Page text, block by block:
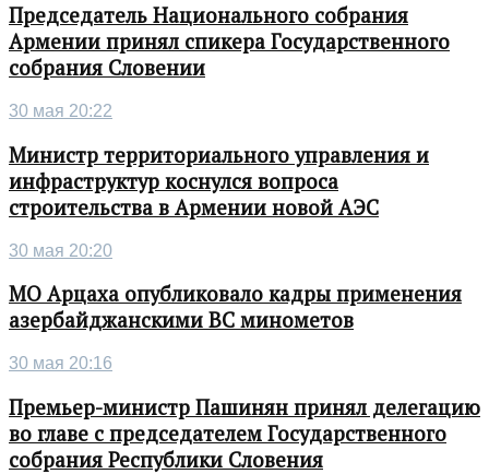
Председатель Национального собрания
Армении принял спикера Государственного
собрания Словении
30 мая 20:22
Министр территориального управления и
инфраструктур коснулся вопроса
строительства в Армении новой АЭС
30 мая 20:20
МО Арцаха опубликовало кадры применения
азербайджанскими ВС минометов
30 мая 20:16
Премьер-министр Пашинян принял делегацию
во главе с председателем Государственного
собрания Республики Словения